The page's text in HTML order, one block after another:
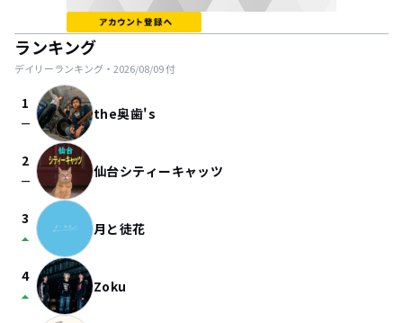
ランキング
デイリーランキング・ 2026/08/09付
1
check_indeterminate_small the奥歯's
2
check_indeterminate_small 仙台シティーキャッツ
3
arrow_drop_up 月と徒花
4
arrow_drop_up Zoku